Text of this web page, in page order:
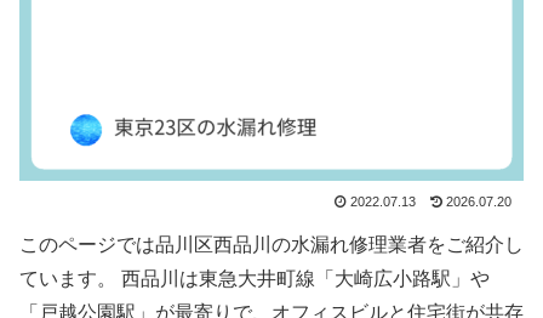
2022.07.13 2026.07.20
このページでは品川区西品川の水漏れ修理業者をご紹介し
ています。 西品川は東急大井町線「大崎広小路駅」や
「戸越公園駅」が最寄りで、オフィスビルと住宅街が共存